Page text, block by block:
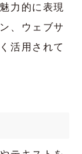
力的に表現
、ウェブサ
活用されて